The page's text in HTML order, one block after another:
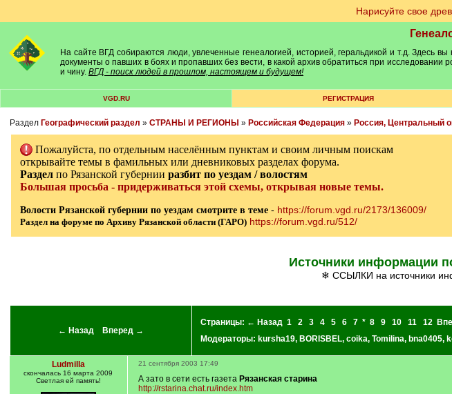
Нарисуйте свое
На сайте ВГД собираются люди, увлеченные генеалогией, историей, геральдикой и т.д. Здесь
документы о павших в боях и пропавших без вести, в какой архив обратиться при
и чину. ВГД - поиск людей в прошлом, настоящем и будущем!
VGD.RU РЕГИСТРАЦИЯ
Раздел Географический раздел » СТРАНЫ И РЕГИОНЫ » Российская Федерация» Россия, Центральный
Пожалуйста, по отдельным населённым пунктам и своим личным поискам
открывайте темы в фамильных или дневниковых разделах форума.
Разделпо Рязанской губернии разбит по уездам / волостям
Большая просьба - придерживаться этой схемы, открывая новые темы.
Волости Рязанской губернии по уездам смотрите в теме- https://forum.vgd.ru/2173/136009/
Раздел на форуме по Архиву Рязанской области (ГАРО) https://forum.vgd.ru/512/
Источники информации
❄ ССЫЛКИ на источники
← Назад Вперед →
Страницы: ← Назад 1 2 3 4 5 6 7 * 8 9 10 11 12
Модераторы: kursha19, BORISBEL, coika, Tomilina, bna0405,
Ludmilla
скончалась 16 марта 2009
Светлая ей память!
21 сентября 2003 17:49
А зато в сети есть газетаРязанская старина
http://rstarina.chat.ru/index.htm